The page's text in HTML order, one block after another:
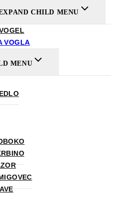
CHILD MENU
VOGLA
MENU